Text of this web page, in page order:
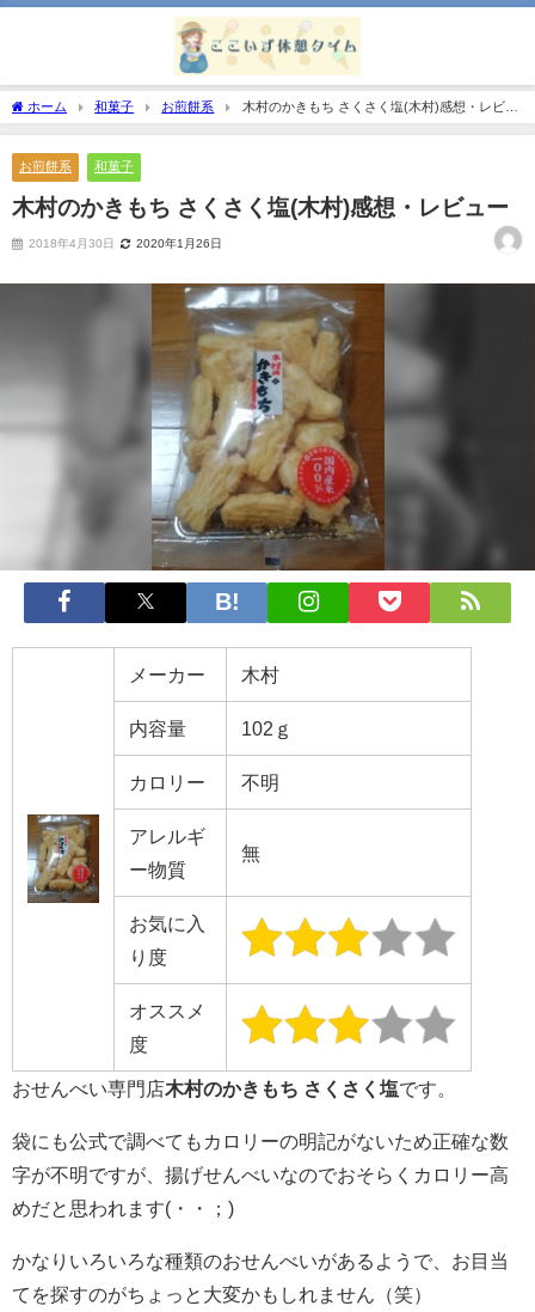
ホーム 和菓子 お煎餅系
木村のかきもち さくさく塩(木村)感想・レビュ
ー
お煎餅系 和菓子
木村のかきもち さくさく塩(木村)感想・レビュー
2018年4月30日 2020年1月26日
メーカー 木村
内容量 102ｇ
カロリー 不明
アレルギ
ー物質
無
お気に入
り度
オススメ
度
おせんべい専門店木村のかきもち さくさく塩です。
袋にも公式で調べてもカロリーの明記がないため正確な数
字が不明ですが、揚げせんべいなのでおそらくカロリー高
めだと思われます(・・；)
かなりいろいろな種類のおせんべいがあるようで、お目当
てを探すのがちょっと大変かもしれません（笑）